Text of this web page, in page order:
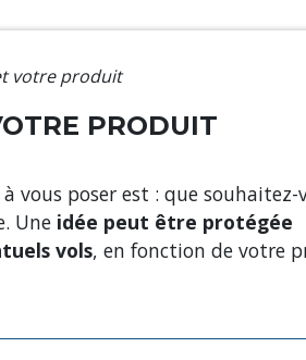
votre produit
PRODUIT
vous poser est : que souhaitez-
Une idée peut être protégée
vols, en fonction de votre